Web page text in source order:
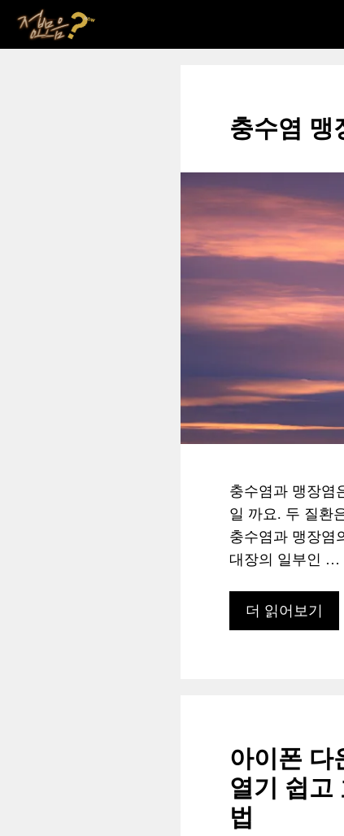
충수염 맹
충수염과 맹장염
일 까요. 두 질환
충수염과 맹장염
대장의 일부인 …
더 읽어보기
아이폰 다
열기 쉽고
법